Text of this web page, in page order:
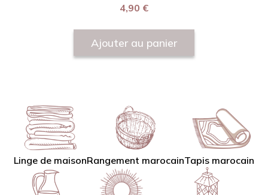
4,90 €
Ajouter au panier
Linge de maisonRangement marocainTapis marocain